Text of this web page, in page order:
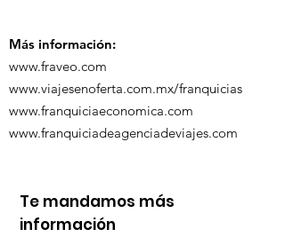
Más información:
www.fraveo.com
www.viajesenoferta.com.mx/franquicias
www.franquiciaeconomica.com
www.franquiciadeagenciadeviajes.com
Te mandamos más
información